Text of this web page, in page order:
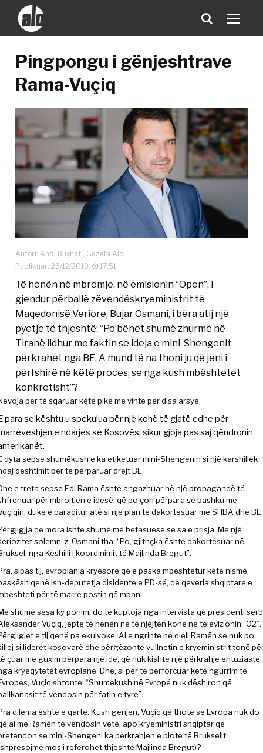
Pingpongu i gënjeshtrave
Rama-Vuçiq
Autori: Andi Bushati, Gazeta Alo
Publikuar: 23/12/2019
17:51
Të hënën në mbrëmje, në emisionin “Open”, i
gjendur përballë zëvendëskryeministrit të
Maqedonisë Veriore, Bujar Osmani, i bëra atij një
pyetje të thjeshtë: “Po bëhet shumë zhurmë në
Tiranë lidhur me faktin se ideja e mini-Shengenit
përkrahet nga BE. A mund të na thoni ju që jeni i
përfshirë në këtë proces, se nga kush mbështetet
konkretisht”?
për të sqaruar këtë pikë më vinte për disa arsye.
para se kështu u spekulua për një kohë të gjatë edhe për
e ndarjes së Kosovës, sikur gjoja pas saj qëndronin
dyta sepse shumëkush e ka etiketuar mini-Shengenin si një karshillëk
dështimit për të përparuar drejt BE.
e treta sepse Edi Rama është angazhuar në një propagandë të
për mbrojtjen e idesë, që po çon përpara së bashku me
duke e paraqitur atë si një plan të dakortësuar me SHBA dhe BE.
që mora ishte shumë më befasuese se sa e prisja. Me një
solemn, z. Osmani tha: “Po, gjithçka është dakortësuar në
nga Këshilli i koordinimit të Majlinda Bregut”.
sipas tij, evropiania kryesore që e paska mbështetur këtë nismë,
qenë ish-deputetja disidente e PD-së, që qeveria shqiptare e
për të marrë postin që mban.
shumë sesa ky pohim, do të kuptoja nga intervista që presidenti
Vuçiq, jepte të hënën në të njëjtën kohë në televizionin “O2”.
e tij qenë pa ekuivoke. Ai e ngrinte në qiell Ramën se nuk po
si liderët kosovarë dhe përgëzonte vullnetin e kryeministrit tonë
çuar me guxim përpara një ide, që nuk kishte një përkrahje entuziaste
kryeqytetet evropiane. Dhe, si për të përforcuar këtë ngurrim të
Vuçiq shtonte: “Shumëkush në Evropë nuk dëshiron që
të vendosin për fatin e tyre”.
dilema është e qartë: Kush gënjen, Vuçiq që thotë se Evropa nuk do
ai me Ramën të vendosin vetë, apo kryeministri shqiptar që
se mini-Shengeni ka përkrahjen e plotë të Brukselit
mos i referohet thjeshtë Majlinda Bregut)?